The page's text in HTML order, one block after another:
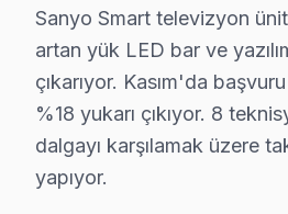
Sanyo Arıza İstatistikleri:
Aşık Veysel'de Sanyo TV
Aşık Veysel Mahallesi,
Atatürk'te Sanyo TV Servisi
Sanyo Smart televizyon
artan yük LED bar ve
çıkarıyor. Kasım'da
%18 yukarı çıkıyor. 8
dalgayı karşılamak üzere
yapıyor.